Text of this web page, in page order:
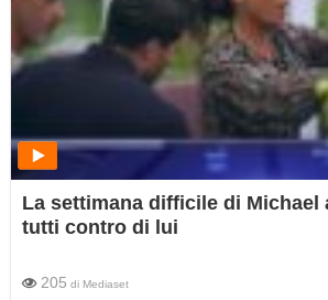
La settimana difficile di Michael
tutti contro di lui
205 di Mediaset